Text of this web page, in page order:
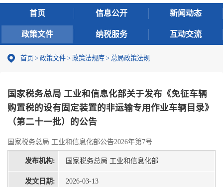
首页 信息公开 新闻动态
政策文件 纳税服务 互动交流
首页 > 政策文件 > 政策法规库 > 总局政策法规
国家税务总局 工业和信息化部关于发布《免征车辆
购置税的设有固定装置的非运输专用作业车辆目录》
（第二十一批）的公告
国家税务总局 工业和信息化部公告2026年第7号
发布机构: 国家税务总局 工业和信息化部
发文日期: 2026-03-13